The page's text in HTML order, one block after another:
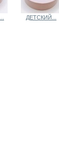
ДЕТСКИЙ...